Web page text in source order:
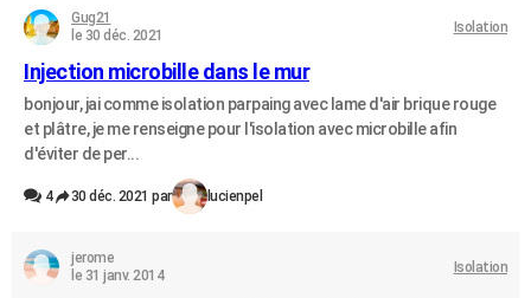
Gug21
le 30 déc. 2021
Isolation
Injection microbille dans le mur
bonjour, jai comme isolation parpaing avec lame d'air brique rouge
et plâtre, je me renseigne pour l'isolation avec microbille afin
d'éviter de per...
4 30 déc. 2021 par lucienpel
jerome
le 31 janv. 2014
Isolation